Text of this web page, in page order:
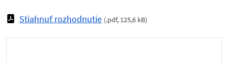
Stiahnuť rozhodnutie (.pdf, 125,6 kB)